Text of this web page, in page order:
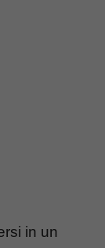
in un